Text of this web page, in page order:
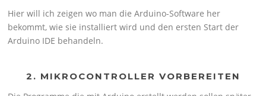
Hier will ich zeigen wo man die Arduino-Software her
bekommt, wie sie installiert wird und den ersten Start der
Arduino IDE behandeln.
2. MIKROCONTROLLER VORBEREITEN